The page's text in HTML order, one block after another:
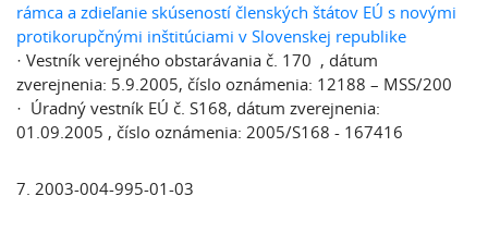
rámca a zdieľanie skúseností členských štátov EÚ s novými
protikorupčnými inštitúciami v Slovenskej republike
· Vestník verejného obstarávania č. 170 , dátum
zverejnenia: 5.9.2005, číslo oznámenia: 12188 – MSS/200
· Úradný vestník EÚ č. S168, dátum zverejnenia:
01.09.2005 , číslo oznámenia: 2005/S168 - 167416
7. 2003-004-995-01-03